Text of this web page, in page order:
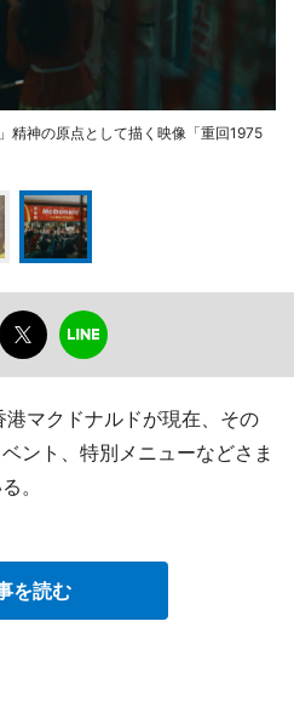
精神の原点として描く映像「重回1975
マクドナルドが現在、その
ント、特別メニューなどさま
。
を読む